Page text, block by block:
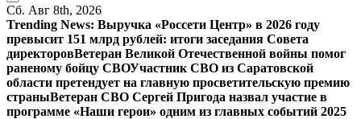
Сб. Авг 8th, 2026
Trending News: Выручка «Россети Центр» в 2026 году
превысит 151 млрд рублей: итоги заседания Совета
директоровВетеран Великой Отечественной войны помог
раненому бойцу СВОУчастник СВО из Саратовской
области претендует на главную просветительскую премию
страныВетеран СВО Сергей Пригода назвал участие в
программе «Наши герои» одним из главных событий 2025